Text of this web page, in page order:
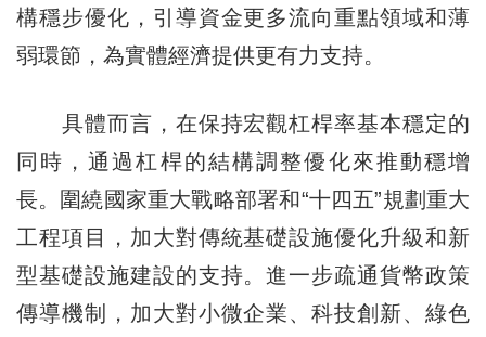
構穩步優化，引導資金更多流向重點領域和薄
弱環節，為實體經濟提供更有力支持。
具體而言，在保持宏觀杠桿率基本穩定的
同時，通過杠桿的結構調整優化來推動穩增
長。圍繞國家重大戰略部署和“十四五”規劃重大
工程項目，加大對傳統基礎設施優化升級和新
型基礎設施建設的支持。進一步疏通貨幣政策
傳導機制，加大對小微企業、科技創新、綠色